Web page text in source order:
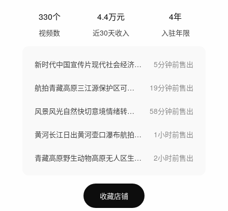
330个
视频数
4.4万元
近30天收入
4年
入驻年限
新时代中国宣传片现代社会经济发展祖国风光 5分钟前售出
航拍青藏高原三江源保护区可可西里野生动物 19分钟前售出
风景风光自然快切意境情绪转场空镜头快节奏 58分钟前售出
黄河长江日出黄河壶口瀑布航拍河水汹涌奔涌 1小时前售出
青藏高原野生动物高原无人区生态自然保护区 2小时前售出
收藏店铺